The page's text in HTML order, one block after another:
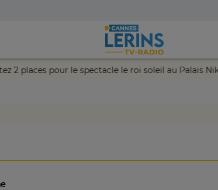
2 places pour le spectacle le roi soleil au